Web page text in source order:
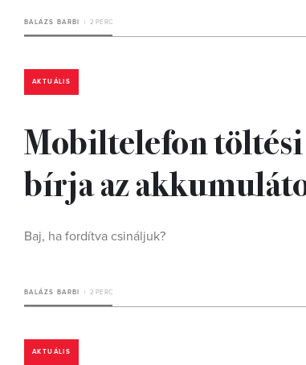
BALÁZS BARBI 2 PERC
AKTUÁLIS
Mobiltelefon
bírja az
Baj, ha fordítva csináljuk?
BALÁZS BARBI 2 PERC
AKTUÁLIS